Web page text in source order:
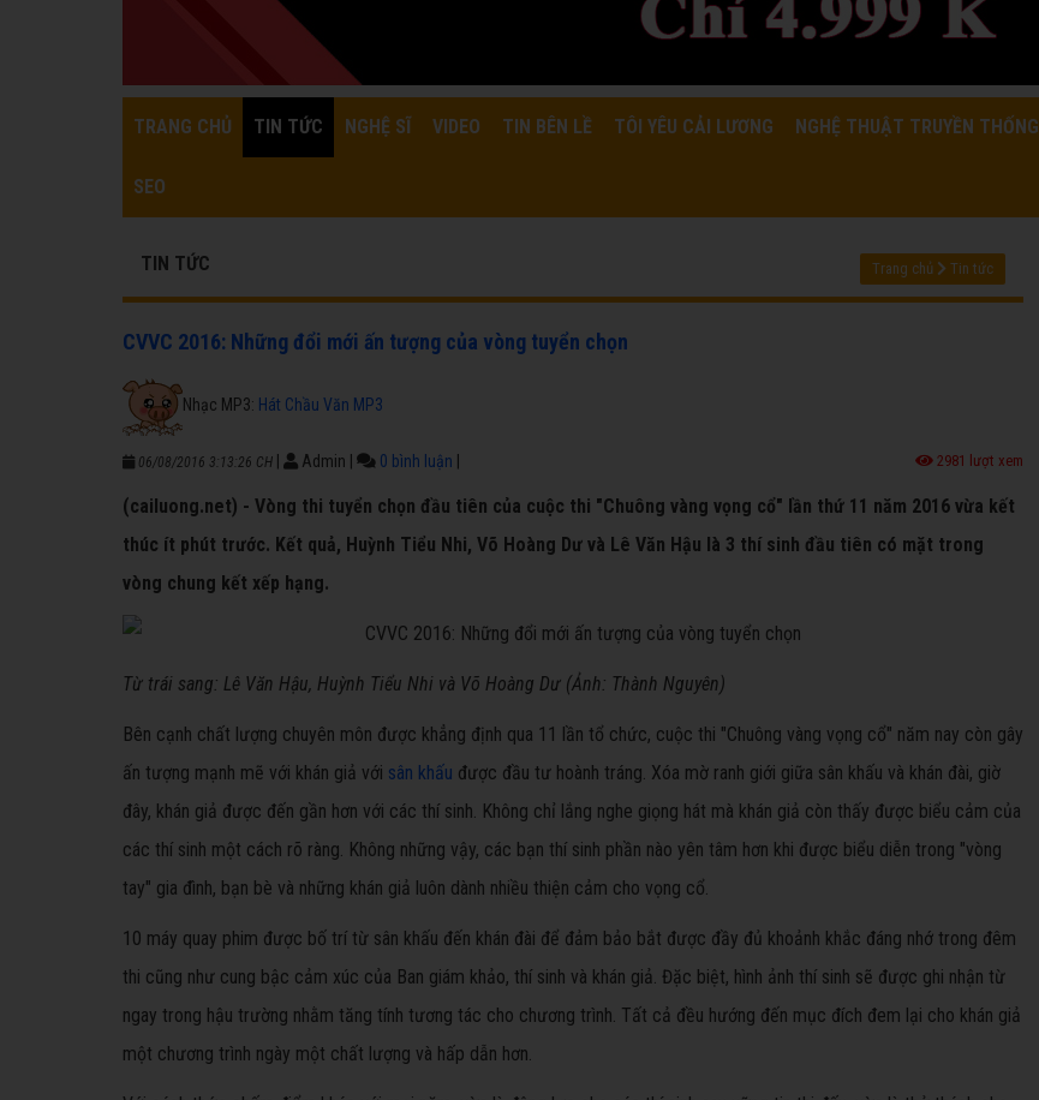
TRANG CHỦ TIN TỨC NGHỆ SĨ VIDEO TIN BÊN LỀ TÔI YÊU CẢI LƯƠNG NGHỆ THUẬT TRUYỀN THỐNG
SEO
TIN TỨC Trang chủ Tin tức
CVVC 2016: Những đổi mới ấn tượng của vòng tuyển chọn
Nhạc MP3: Hát Chầu Văn MP3
06/08/2016 3:13:26 CH Admin 0 bình luận 2981 lượt xem
(cailuong.net) - Vòng thi tuyển chọn đầu tiên của cuộc thi "Chuông vàng vọng cổ" lần thứ 11 năm 2016 vừa kết
thúc ít phút trước. Kết quả, Huỳnh Tiểu Nhi, Võ Hoàng Dư và Lê Văn Hậu là 3 thí sinh đầu tiên có mặt trong
vòng chung kết xếp hạng.
​Từ trái sang: Lê Văn Hậu, Huỳnh Tiểu Nhi và Võ Hoàng Dư (Ảnh: Thành Nguyên)
​Bên cạnh chất lượng chuyên môn được khẳng định qua 11 lần tổ chức, cuộc thi "Chuông vàng vọng cổ" năm nay còn gây
ấn tượng mạnh mẽ với khán giả với sân khấu được đầu tư hoành tráng. Xóa mờ ranh giới giữa sân khấu và khán đài, giờ
đây, khán giả được đến gần hơn với các thí sinh. Không chỉ lắng nghe giọng hát mà khán giả còn thấy được biểu cảm của
các thí sinh một cách rõ ràng. Không những vậy, các bạn thí sinh phần nào yên tâm hơn khi được biểu diễn trong "vòng
tay" gia đình, bạn bè và những khán giả luôn dành nhiều thiện cảm cho vọng cổ.
10 máy quay phim được bố trí từ sân khấu đến khán đài để đảm bảo bắt được đầy đủ khoảnh khắc đáng nhớ trong đêm
thi cũng như cung bậc cảm xúc của Ban giám khảo, thí sinh và khán giả. Đặc biệt, hình ảnh thí sinh sẽ được ghi nhận từ
ngay trong hậu trường nhằm tăng tính tương tác cho chương trình. Tất cả đều hướng đến mục đích đem lại cho khán giả
một chương trình ngày một chất lượng và hấp dẫn hơn.